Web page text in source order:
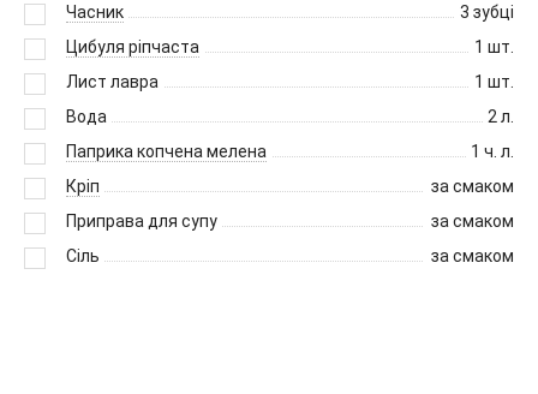
Часник
3 зубці
Цибуля ріпчаста
1 шт.
Лист лавра
1 шт.
Вода
2 л.
Паприка копчена мелена
1 ч. л.
Кріп
за смаком
Приправа для супу
за смаком
Сіль
за смаком